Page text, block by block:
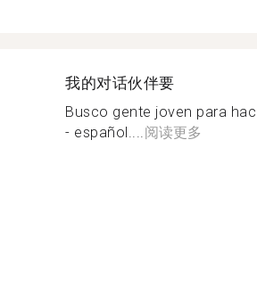
我的对话伙伴要
Busco gente joven para
- español....阅读更多